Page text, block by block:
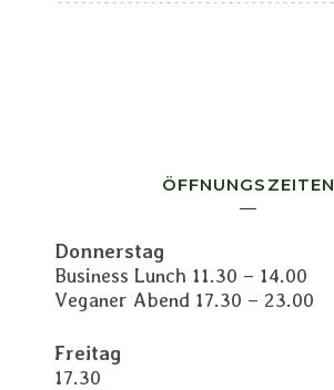
ÖFFNUNGSZEITEN
Donnerstag
Business Lunch 11.30 – 14.00
Veganer Abend 17.30 – 23.00
Freitag
17.30